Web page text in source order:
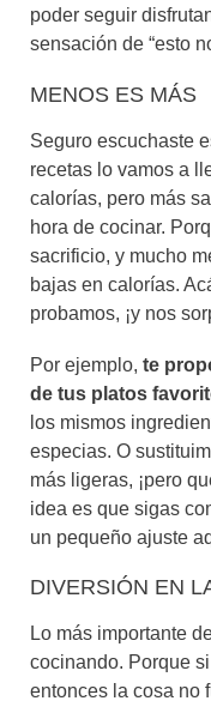
poder seguir
sensación de “esto
MENOS ES MÁS
Seguro escuchaste
recetas lo vamos a
calorías, pero más
hora de cocinar.
sacrificio, y mucho
bajas en calorías.
probamos, ¡y nos
Por ejemplo, te
de tus platos
los mismos
especias. O
más ligeras, ¡pero
idea es que sigas
un pequeño ajuste
DIVERSIÓN EN
Lo más importante
cocinando. Porque
entonces la cosa no